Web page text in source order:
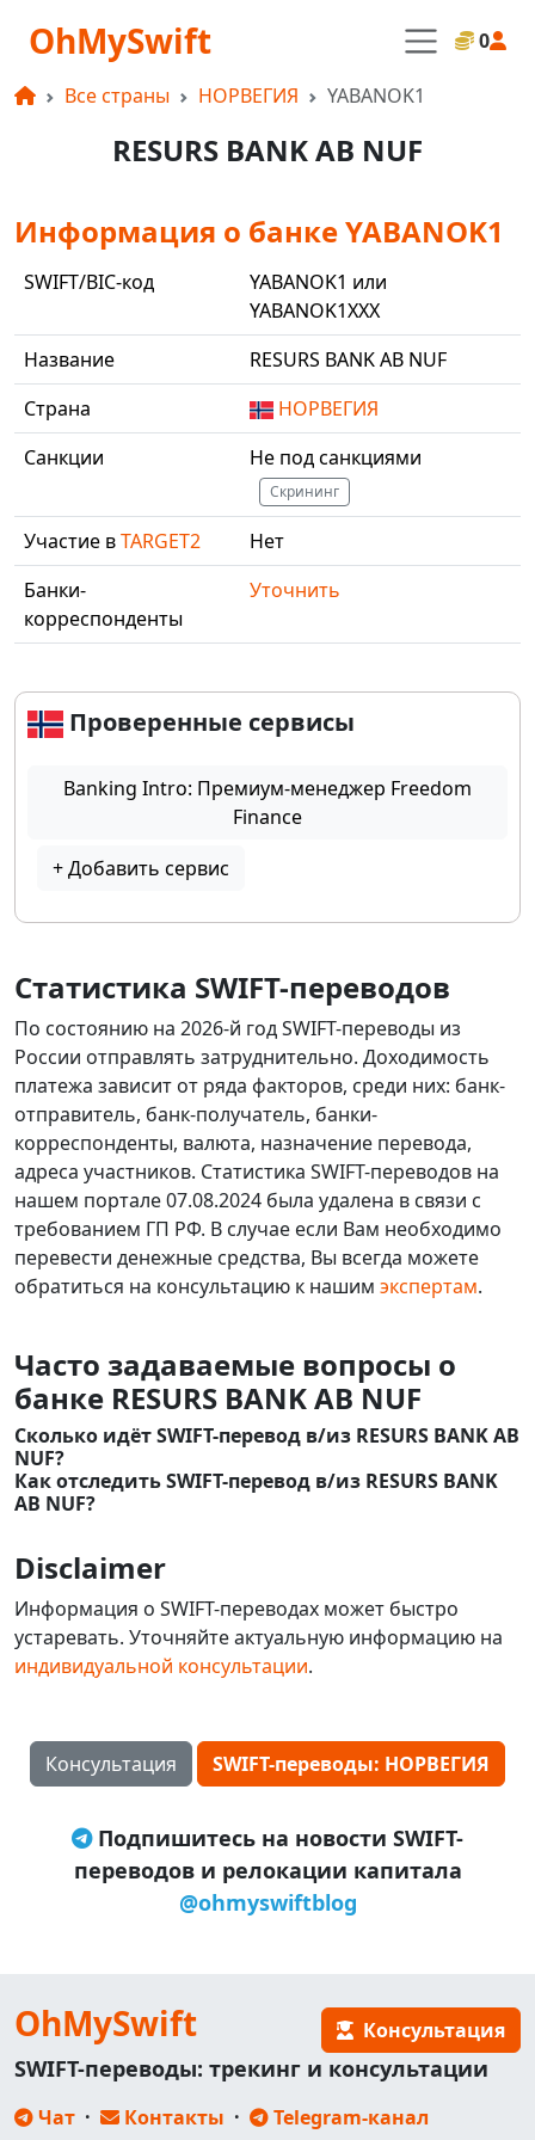
OhMySwift 0
Все страны НОРВЕГИЯ YABANOK1
RESURS BANK AB NUF
Информация о банке YABANOK1
SWIFT/BIC-код
YABANOK1 или
YABANOK1XXX
Название
RESURS BANK AB NUF
Страна
НОРВЕГИЯ
Санкции
Не под санкциями
Скрининг
Участие вTARGET2
Нет
Банки-
корреспонденты
Уточнить
Проверенные сервисы
Banking Intro: Премиум-менеджер Freedom
Finance
+ Добавить сервис
Статистика SWIFT-переводов
По состоянию на 2026-й год SWIFT-переводы из
России отправлять затруднительно. Доходимость
платежа зависит от ряда факторов, среди них: банк-
отправитель, банк-получатель, банки-
корреспонденты, валюта, назначение перевода,
адреса участников. Статистика SWIFT-переводов на
нашем портале 07.08.2024 была удалена в связи с
требованием ГП РФ. В случае если Вам необходимо
перевести денежные средства, Вы всегда можете
обратиться на консультацию к нашим экспертам.
Часто задаваемые вопросы о
банке RESURS BANK AB NUF
Сколько идёт SWIFT-перевод в/из RESURS BANK AB
NUF?
Как отследить SWIFT-перевод в/из RESURS BANK
AB NUF?
Disclaimer
Информация о SWIFT-переводах может быстро
устаревать. Уточняйте актуальную информацию на
индивидуальной консультации.
Консультация SWIFT-переводы: НОРВЕГИЯ
Подпишитесь на новости SWIFT-
переводов и релокации капитала
@ohmyswiftblog
OhMySwift Консультация
SWIFT-переводы: трекинг и консультации
Чат · Контакты · Telegram-канал